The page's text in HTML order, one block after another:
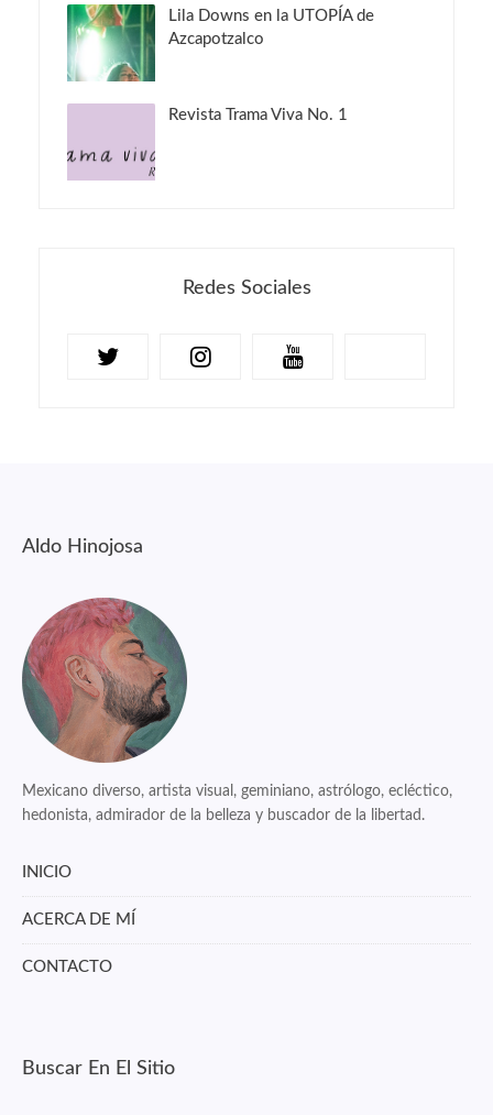
Lila Downs en la UTOPÍA de
Azcapotzalco
Revista Trama Viva No. 1
Redes Sociales
Aldo Hinojosa
Mexicano diverso, artista visual, geminiano, astrólogo, ecléctico,
hedonista, admirador de la belleza y buscador de la libertad.
INICIO
ACERCA DE MÍ
CONTACTO
Buscar En El Sitio